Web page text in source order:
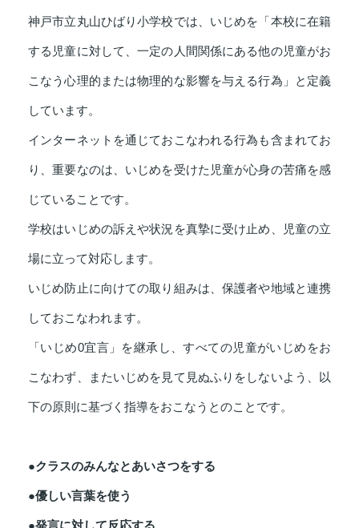
神戸市立丸山ひばり小学校では、いじめを「本校に在籍
する児童に対して、一定の人間関係にある他の児童がお
こなう心理的または物理的な影響を与える行為」と定義
しています。
インターネットを通じておこなわれる行為も含まれてお
り、重要なのは、いじめを受けた児童が心身の苦痛を感
じていることです。
学校はいじめの訴えや状況を真摯に受け止め、児童の立
場に立って対応します。
いじめ防止に向けての取り組みは、保護者や地域と連携
しておこなわれます。
「いじめ0宜言」を継承し、すべての児童がいじめをお
こなわず、またいじめを見て見ぬふりをしないよう、以
下の原則に基づく指導をおこなうとのことです。
●クラスのみんなとあいさつをする
●優しい言葉を使う